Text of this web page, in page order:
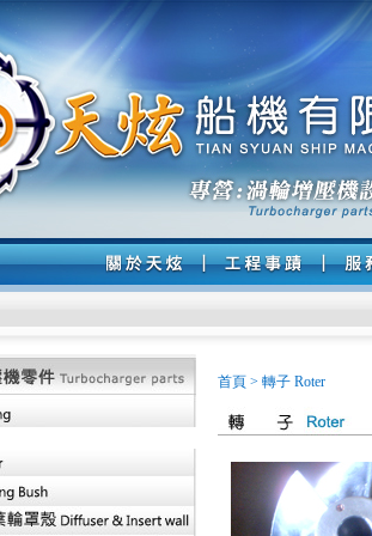
首頁 > 轉子 Roter